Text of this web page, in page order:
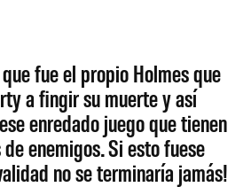
fue el propio Holmes que
a fingir su muerte y así
enredado juego que tienen
enemigos. Si esto fuese
no se terminaría jamás!